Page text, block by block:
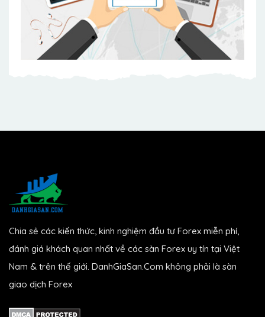
Chia sẻ các kiến thức, kinh nghiệm đầu tư Forex miễn phí,
đánh giá khách quan nhất về các sàn Forex uy tín tại Việt
Nam & trên thế giới. DanhGiaSan.Com không phải là sàn
giao dịch Forex